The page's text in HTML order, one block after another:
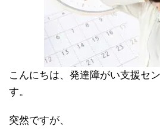
こんにちは、発達障がい支援セ
す。
突然ですが、